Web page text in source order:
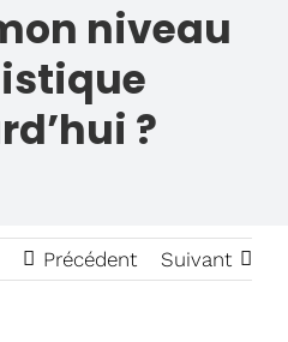
niveau
?
Précédent Suivant